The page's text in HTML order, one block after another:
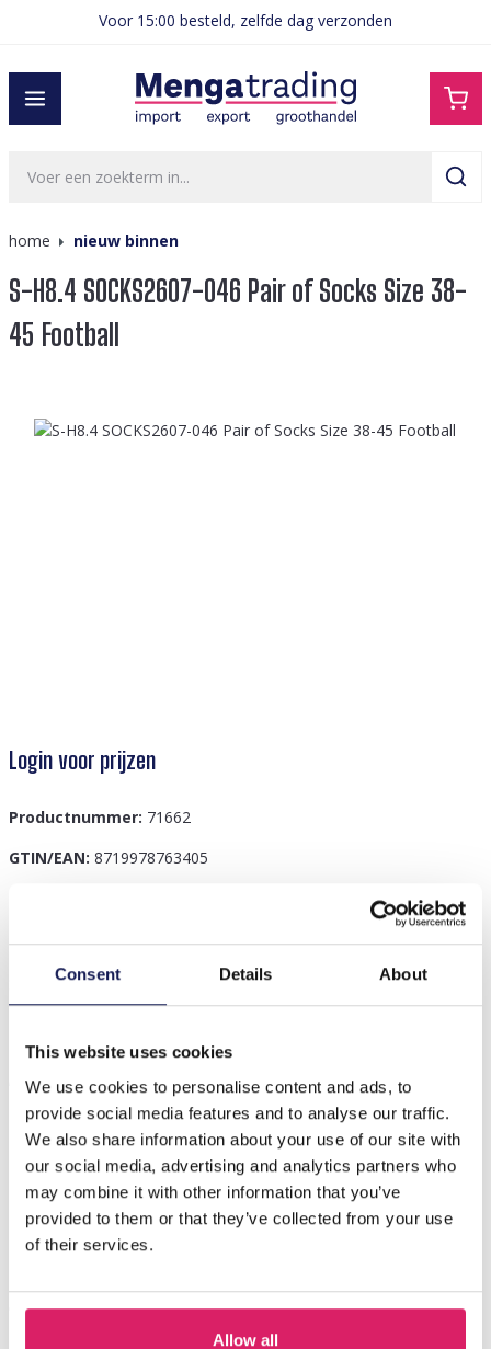
Consent Details About
This website uses cookies
We use cookies to personalise content and ads, to
provide social media features and to analyse our traffic.
We also share information about your use of our site with
our social media, advertising and analytics partners who
may combine it with other information that you’ve
provided to them or that they’ve collected from your use
of their services.
Allow all
Voor 15:00 besteld, zelfde dag verzonden
home nieuw binnen
S-H8.4 SOCKS2607-046 Pair of Socks Size 38-
45 Football
Afbeeldingengalerij overslaan
Login voor prijzen
Productnummer: 71662
GTIN/EAN: 8719978763405
Beschrijving
S-H8.4 SOCKS2607-046 Paar sokken maat 38-45 Voetbal
Anderen kochten ook